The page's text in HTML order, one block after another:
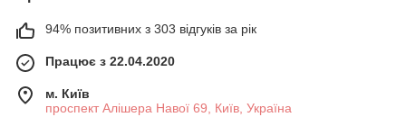
94% позитивних з 303 відгуків за рік
Працює з 22.04.2020
м. Київ
проспект Алішера Навої 69, Київ, Україна